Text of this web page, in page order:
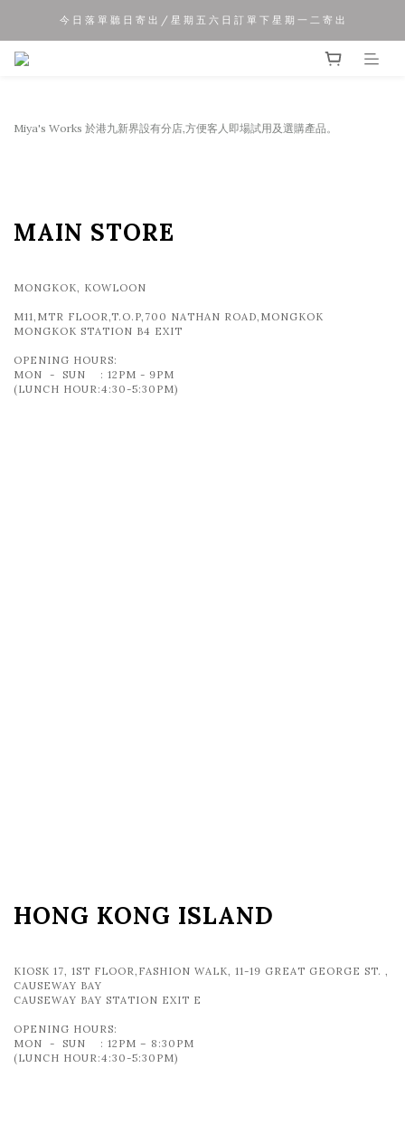
夏 日 優 惠 正 式 開 始!!
今 日 落 單 聽 日 寄 出 / 星 期 五 六 日 訂 單 下 星 期 一 二 寄 出
Miya's Works 於港九新界設有分店,方便客人即場試用及選購產品。
MAIN STORE
MONGKOK, KOWLOON
M11,MTR FLOOR,T.O.P,700 NATHAN ROAD,MONGKOK
MONGKOK STATION B4 EXIT
OPENING HOURS:
MON - SUN : 12PM - 9PM
(LUNCH HOUR:4:30-5:30PM)
HONG KONG ISLAND
KIOSK 17, 1ST FLOOR,FASHION WALK, 11-19 GREAT GEORGE ST. ,
CAUSEWAY BAY
CAUSEWAY BAY STATION EXIT E
OPENING HOURS:
MON - SUN : 12PM – 8:30PM
(LUNCH HOUR:4:30-5:30PM)